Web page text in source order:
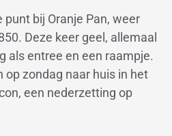
bij Oranje Pan, weer
Deze keer geel, allemaal
als entree en een raampje.
op zondag naar huis in het
een nederzetting op